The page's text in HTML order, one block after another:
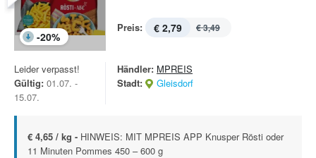
-20%
Preis: € 2,79 € 3,49
Leider verpasst!
Gültig: 01.07. -
15.07.
Händler: MPREIS
Stadt:
Gleisdorf
€ 4,65 / kg - HINWEIS: MIT MPREIS APP Knusper Rösti oder
11 Minuten Pommes 450 – 600 g